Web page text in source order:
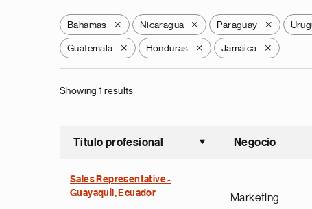
Bahamas X Nicaragua X Paraguay X
Guatemala X Honduras X Jamaica X
Showing 1 results
Título profesional
Ordenar
Negocio
Sales Representative -
Guayaquil, Ecuador
Marketing